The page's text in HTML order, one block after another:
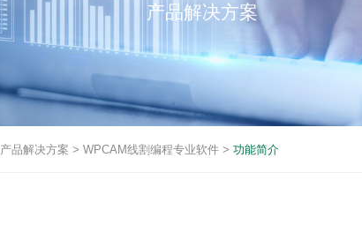
产品解决方案
产品解决方案 > WPCAM线割编程专业软件 > 功能简介